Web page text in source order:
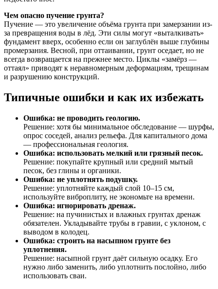
Чем опасно пучение грунта?
Пучение — это увеличение объёма грунта при замерзании из-
за превращения воды в лёд. Эти силы могут «выталкивать»
фундамент вверх, особенно если он заглублён выше глубины
промерзания. Весной, при оттаивании, грунт оседает, но не
всегда возвращается на прежнее место. Циклы «замёрз —
оттаял» приводят к неравномерным деформациям, трещинам
и разрушению конструкций.
Типичные ошибки и как их избежать
Ошибка: не проводить геологию.
Решение: хотя бы минимальное обследование — шурфы,
опрос соседей, анализ рельефа. Для капитального дома
— профессиональная геология.
Ошибка: использовать мелкий или грязный песок.
Решение: покупайте крупный или средний мытый
песок, без глины и органики.
Ошибка: не уплотнять подушку.
Решение: уплотняйте каждый слой 10–15 см,
используйте виброплиту, не экономьте на времени.
Ошибка: игнорировать дренаж.
Решение: на пучинистых и влажных грунтах дренаж
обязателен. Укладывайте трубы в гравии, с уклоном, с
выводом в колодец.
Ошибка: строить на насыпном грунте без
уплотнения.
Решение: насыпной грунт даёт сильную осадку. Его
нужно либо заменить, либо уплотнить послойно, либо
использовать сваи.